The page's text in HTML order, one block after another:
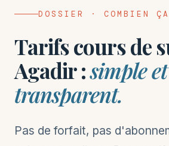
DOSSIER · COMBIEN ÇA
Tarifs cours de
Agadir :simple et
transparent.
Pas de forfait, pas